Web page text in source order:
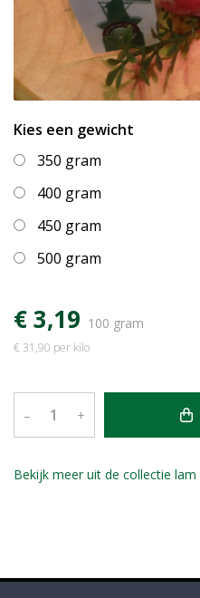
Kies een gewicht
350 gram
400 gram
450 gram
500 gram
€ 3,19 100 gram
€ 31,90 per kilo
– +
Bekijk meer uit de collectie lam